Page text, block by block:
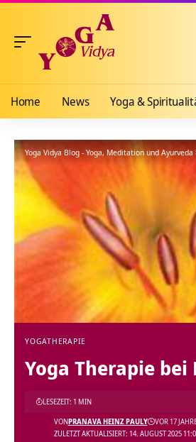
Home News Yoga &
Yoga Vidya Blog - Yoga, Meditation und Ayurveda
YOGATHERAPIE
Yoga Therapie bei
ZULETZT AKTUALISIERT: 14. AUGUST 2025
VONPRANAVA HEINZ PAULY VOR 17
LESEZEIT: 1 MIN